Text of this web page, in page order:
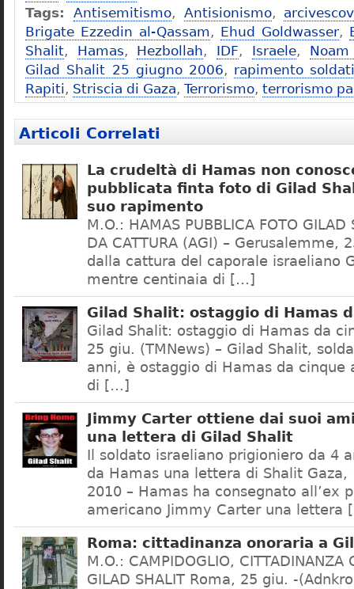
Tags:
Antisemitismo, Antisionismo,
Brigate Ezzedin al-Qassam, Ehud Goldwasser,
Shalit, Hamas, Hezbollah, IDF, Israele,
Gilad Shalit 25 giugno 2006, rapimento
Rapiti, Striscia di Gaza, Terrorismo, terrorismo
Articoli Correlati
La crudeltà di Hamas non
pubblicata finta foto di Gilad
suo rapimento
M.O.: HAMAS PUBBLICA FOTO GILAD
DA CATTURA (AGI) – Gerusalemme,
dalla cattura del caporale israeliano
mentre centinaia di […]
Gilad Shalit: ostaggio di Hamas
Gilad Shalit: ostaggio di Hamas da
25 giu. (TMNews) – Gilad Shalit,
anni, è ostaggio di Hamas da cinque
di […]
Jimmy Carter ottiene dai suoi
una lettera di Gilad Shalit
Il soldato israeliano prigioniero da 4
da Hamas una lettera di Shalit Gaza,
2010 – Hamas ha consegnato all’ex
americano Jimmy Carter una lettera
Roma: cittadinanza onoraria a
M.O.: CAMPIDOGLIO, CITTADINANZA
GILAD SHALIT Roma, 25 giu. -